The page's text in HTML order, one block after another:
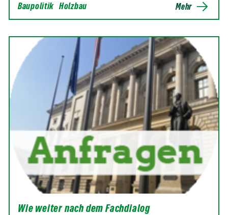
Baupolitik Holzbau Mehr
Wie weiter nach dem Fachdialog